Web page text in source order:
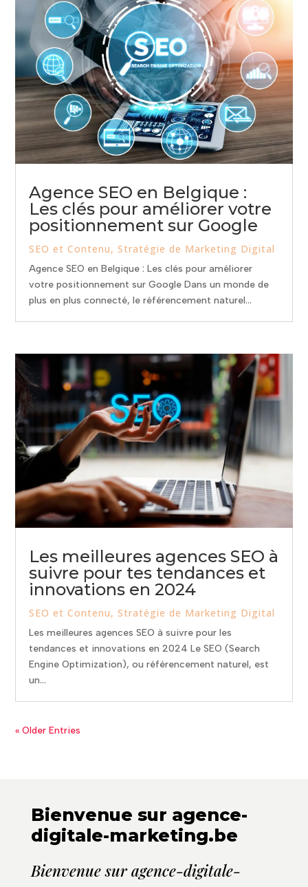
Agence SEO en Belgique :
Les clés pour améliorer votre
positionnement sur Google
SEO et Contenu,Stratégie de Marketing Digital
Agence SEO en Belgique : Les clés pour améliorer
votre positionnement sur Google Dans un monde de
plus en plus connecté, le référencement naturel...
Les meilleures agences SEO à
suivre pour tes tendances et
innovations en 2024
SEO et Contenu,Stratégie de Marketing Digital
Les meilleures agences SEO à suivre pour les
tendances et innovations en 2024 Le SEO (Search
Engine Optimization), ou référencement naturel, est
un...
« Older Entries
Bienvenue sur agence-
digitale-marketing.be
Bienvenue sur agence-digitale-